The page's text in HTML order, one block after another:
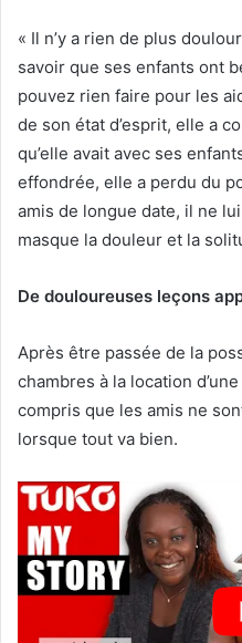
« Il n’y a rien de plus
savoir que ses enfants ont
pouvez rien faire pour les
de son état d’esprit, elle a
qu’elle avait avec ses
effondrée, elle a perdu du
amis de longue date, il ne
masque la douleur et la
De douloureuses leçons
Après être passée de la
chambres à la location
compris que les amis ne
lorsque tout va bien.